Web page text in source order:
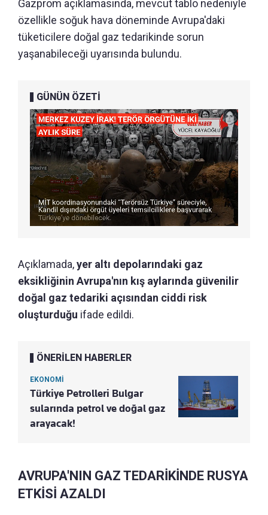
Gazprom açıklamasında, mevcut tablo nedeniyle
özellikle soğuk hava döneminde Avrupa'daki
tüketicilere doğal gaz tedarikinde sorun
yaşanabileceği uyarısında bulundu.
GÜNÜN ÖZETİ
Açıklamada,yer altı depolarındaki gaz
eksikliğinin Avrupa'nın kış aylarında güvenilir
doğal gaz tedariki açısından ciddi risk
oluşturduğu ifade edildi.
ÖNERİLEN HABERLER
EKONOMİ
Türkiye Petrolleri Bulgar
sularında petrol ve doğal gaz
arayacak!
AVRUPA'NIN GAZ TEDARİKİNDE RUSYA
ETKİSİ AZALDI